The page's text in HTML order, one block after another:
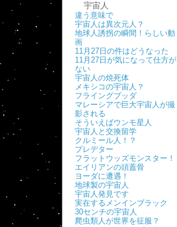
宇宙人
違う意味で
宇宙人は異次元人？
地球人誘拐の瞬間！らしい動
画
11月27日の件はどうなった
11月27日が気になって仕方が
ない
宇宙人の焼死体
メキシコの宇宙人？
フライングブッダ
マレーシアで巨大宇宙人が撮
影される
そういえばウンモ星人
宇宙人と交換留学
クルミール人！？
プレデター
フラットウッズモンスター！
エイリアンの頭蓋骨
ヨーダに遭遇！
地球製の宇宙人
宇宙人発見です
実在するメンインブラック
30センチの宇宙人
爬虫類人が世界を征服？